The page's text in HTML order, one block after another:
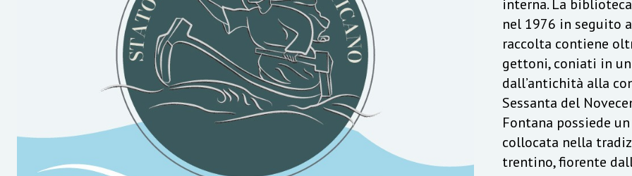
interna. La
nel 1976 in seguito
raccolta contiene
gettoni, coniati in
dall’antichità alla
Sessanta del
Fontana possiede
collocata nella
trentino, fiorente